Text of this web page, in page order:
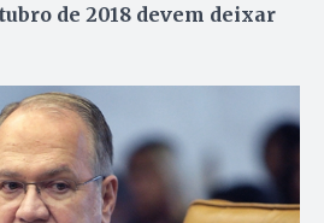
de 2018 devem deixar